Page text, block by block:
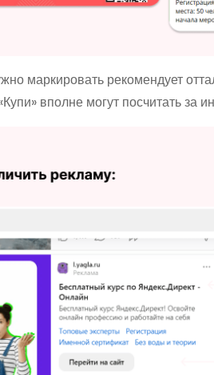
маркировать рекомендует
вполне могут посчитать за